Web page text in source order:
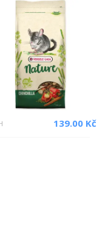
139.00 Kč